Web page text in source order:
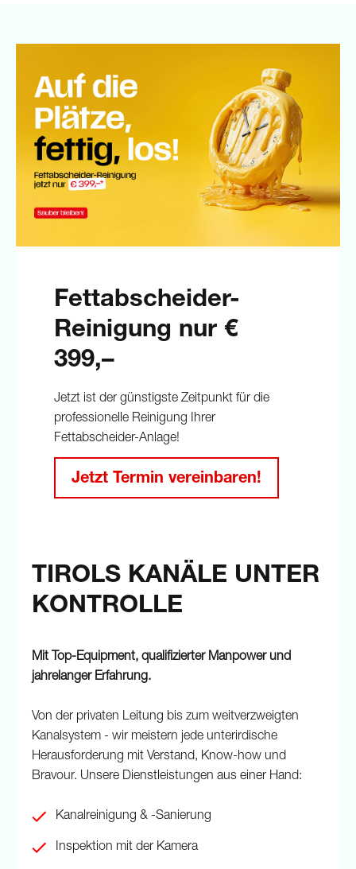
Fettabscheider-
Reinigung nur €
399,–
Jetzt ist der günstigste Zeitpunkt für die
professionelle Reinigung Ihrer
Fettabscheider-Anlage!
Jetzt Termin vereinbaren!
TIROLS KANÄLE UNTER
KONTROLLE
Mit Top-Equipment, qualifizierter Manpower und
jahrelanger Erfahrung.
Von der privaten Leitung bis zum weitverzweigten
Kanalsystem - wir meistern jede unterirdische
Herausforderung mit Verstand, Know-how und
Bravour. Unsere Dienstleistungen aus einer Hand:
Kanalreinigung & -Sanierung
Inspektion mit der Kamera